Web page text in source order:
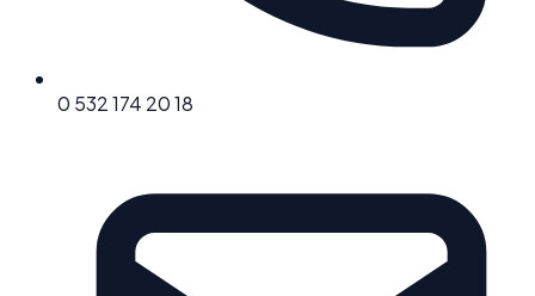
0 532 174 20 18